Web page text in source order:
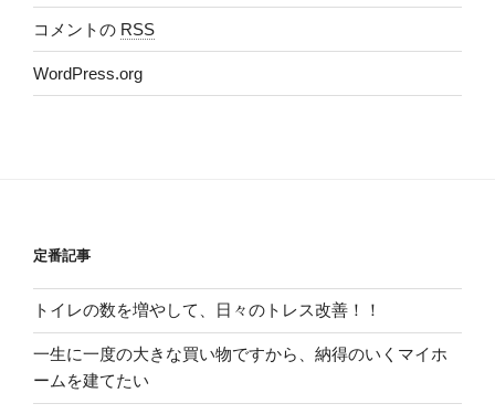
コメントの RSS
WordPress.org
定番記事
トイレの数を増やして、日々のトレス改善！！
一生に一度の大きな買い物ですから、納得のいくマイホ
ームを建てたい